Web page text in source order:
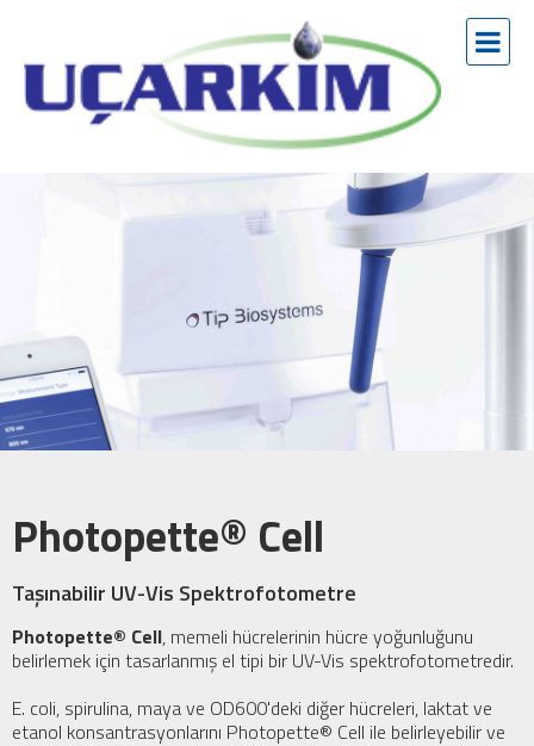
Photopette® Cell
Taşınabilir UV-Vis Spektrofotometre
Photopette® Cell, memeli hücrelerinin hücre yoğunluğunu
belirlemek için tasarlanmış el tipi bir UV-Vis spektrofotometredir.
E. coli, spirulina, maya ve OD600'deki diğer hücreleri, laktat ve
etanol konsantrasyonlarını Photopette® Cell ile belirleyebilir ve